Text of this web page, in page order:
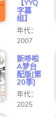
【YYQ
字幕
组】
年代：
2007
新哆啦
A梦台
配版[第
20季]
年代：
2025